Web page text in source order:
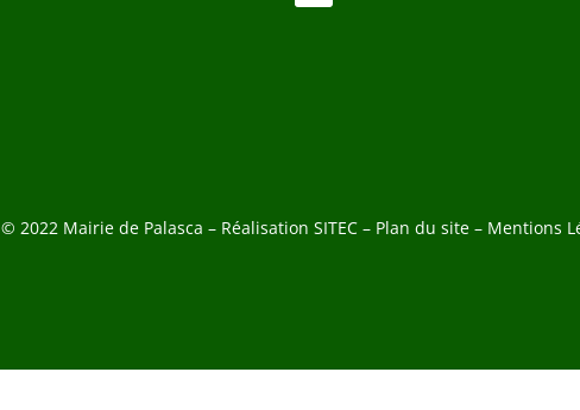
© 2022 Mairie de Palasca – Réalisation SITEC – Plan du site – Mentions